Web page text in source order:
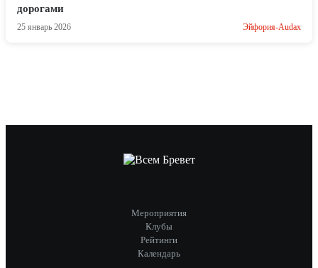
дорогами
25 январь 2026 Эйфория-Audax
Мероприятия
Клубы
Рейтинги
Календарь